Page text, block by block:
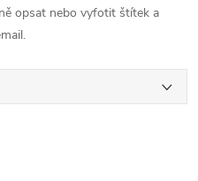
opsat nebo vyfotit štítek a